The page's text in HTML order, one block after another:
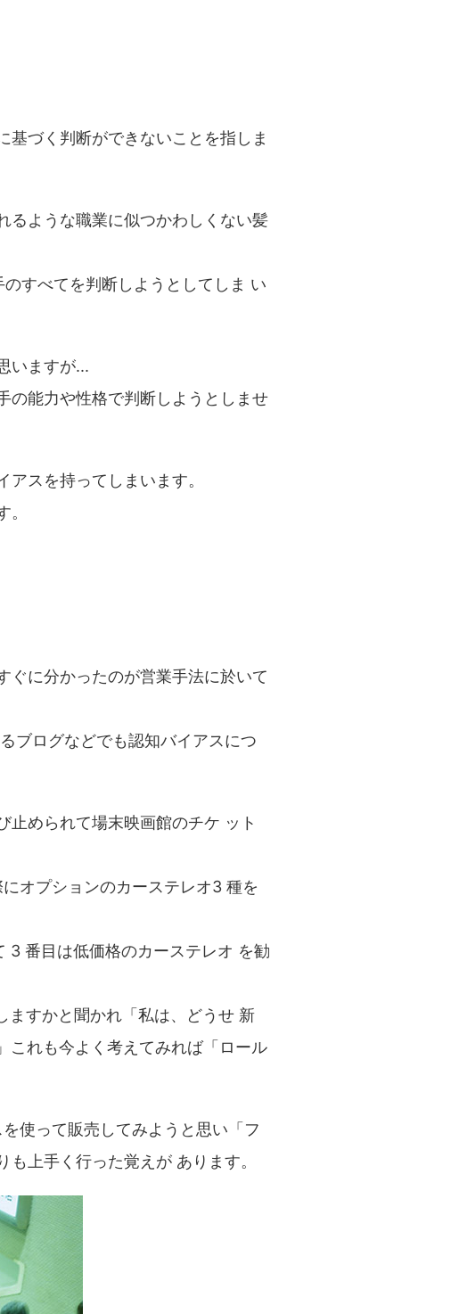
づく判断ができないことを指しま
るような職業に似つかわしくない髪
すべてを判断しようとしてしま い
いますが...
の能力や性格で判断しようとしませ
スを持ってしまいます。
ぐに分かったのが営業手法に於いて
ブログなどでも認知バイアスにつ
止められて場末映画館のチケ ット
オプションのカーステレオ3 種を
3 番目は低価格のカーステレオ を勧
ますかと聞かれ「私は、どうせ 新
これも今よく考えてみれば「ロール
使って販売してみようと思い「フ
上手く行った覚えが あります。